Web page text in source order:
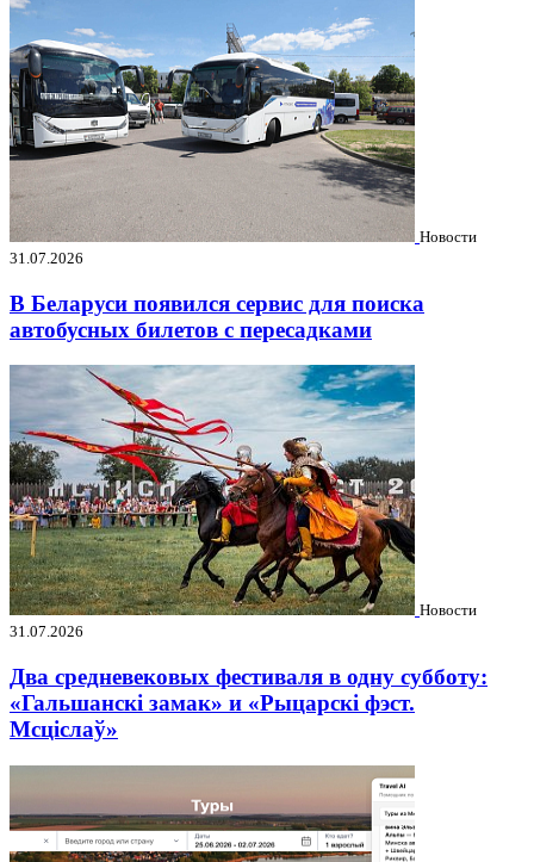
Новости
31.07.2026
В Беларуси появился сервис для поиска
автобусных билетов с пересадками
Новости
31.07.2026
Два средневековых фестиваля в одну субботу:
«Гальшанскі замак» и «Рыцарскі фэст.
Мсціслаў»